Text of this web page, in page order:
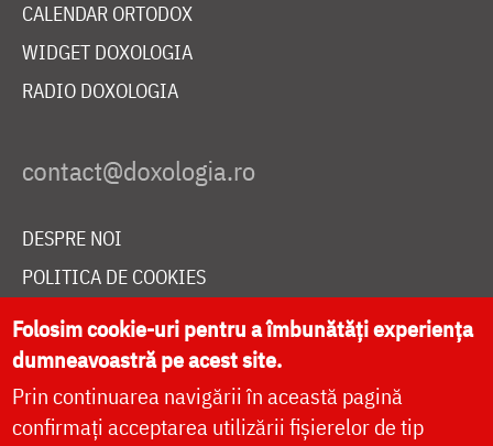
CALENDAR ORTODOX
WIDGET DOXOLOGIA
RADIO DOXOLOGIA
DESPRE NOI
POLITICA DE COOKIES
DONEAZĂ ONLINE PENTRU CATEDRALA NAȚIONALĂ
LIVE
Folosim cookie-uri pentru a îmbunătăți experiența
dumneavoastră pe acest site.
Prin continuarea navigării în această pagină
confirmați acceptarea utilizării fișierelor de tip